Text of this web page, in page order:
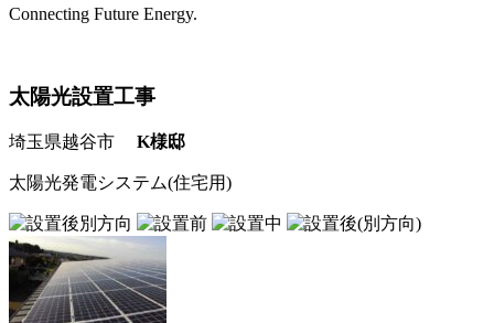
Connecting Future Energy.
太陽光設置工事
埼玉県越谷市 K様邸
太陽光発電システム(住宅用)